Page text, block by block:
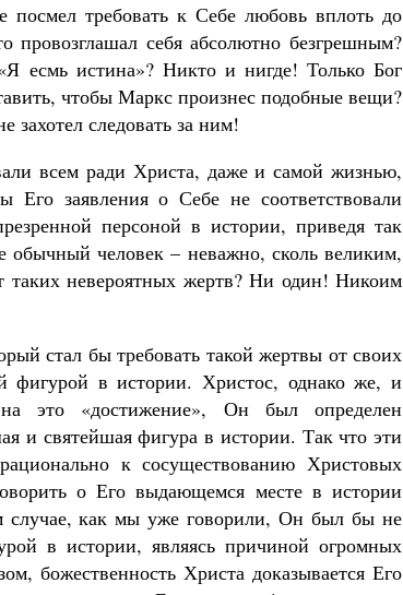
требовать к Себе любовь вплоть до
провозглашал себя абсолютно безгрешным?
есмь истина»? Никто и нигде! Только Бог
чтобы Маркс произнес подобные вещи?
следовать за ним!
всем ради Христа, даже и самой жизнью,
заявления о Себе не соответствовали
персоной в истории, приведя так
человек – неважно, сколь великим,
невероятных жертв? Ни один! Никоим
стал бы требовать такой жертвы от своих
фигурой в истории. Христос, однако же, и
это «достижение», Он был определен
и святейшая фигура в истории. Так что эти
к сосуществованию Христовых
о Его выдающемся месте в истории
случае, как мы уже говорили, Он был бы не
в истории, являясь причиной огромных
божественность Христа доказывается Его